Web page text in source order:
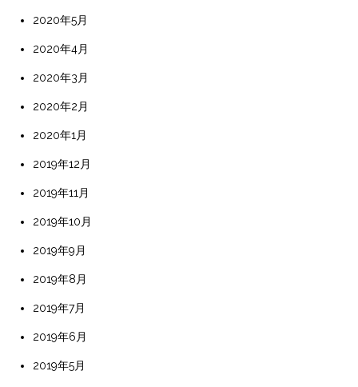
2020年5月
2020年4月
2020年3月
2020年2月
2020年1月
2019年12月
2019年11月
2019年10月
2019年9月
2019年8月
2019年7月
2019年6月
2019年5月